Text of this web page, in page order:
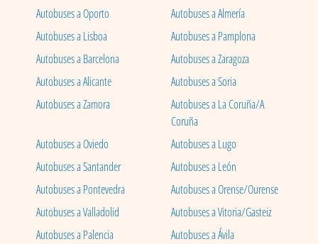
Autobuses a Oporto
Autobuses a Almería
Autobuses a Lisboa
Autobuses a Pamplona
Autobuses a Barcelona
Autobuses a Zaragoza
Autobuses a Alicante
Autobuses a Soria
Autobuses a Zamora
Autobuses a La Coruña/A
Coruña
Autobuses a Oviedo
Autobuses a Lugo
Autobuses a Santander
Autobuses a León
Autobuses a Pontevedra
Autobuses a Orense/Ourense
Autobuses a Valladolid
Autobuses a Vitoria/Gasteiz
Autobuses a Palencia
Autobuses a Ávila